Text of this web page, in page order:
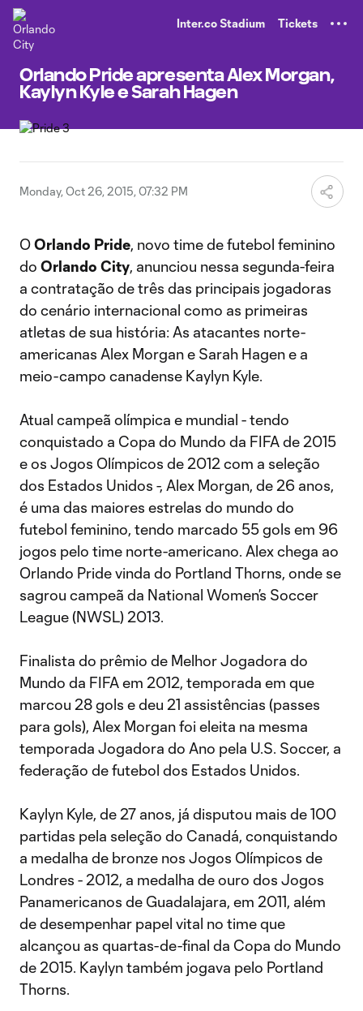
Inter.co Stadium Tickets
Orlando Pride apresenta Alex Morgan,
Kaylyn Kyle e Sarah Hagen
Monday, Oct 26, 2015, 07:32 PM
OOrlando Pride, novo time de futebol feminino
do Orlando City, anunciou nessa segunda-feira
a contratação de três das principais jogadoras
do cenário internacional como as primeiras
atletas de sua história: As atacantes norte-
americanas Alex Morgan e Sarah Hagen e a
meio-campo canadense Kaylyn Kyle.
Atual campeã olímpica e mundial - tendo
conquistado a Copa do Mundo da FIFA de 2015
e os Jogos Olímpicos de 2012 com a seleção
dos Estados Unidos -, Alex Morgan, de 26 anos,
é uma das maiores estrelas do mundo do
futebol feminino, tendo marcado 55 gols em 96
jogos pelo time norte-americano. Alex chega ao
Orlando Pride vinda do Portland Thorns, onde se
sagrou campeã da National Women’s Soccer
League (NWSL) 2013.
Finalista do prêmio de Melhor Jogadora do
Mundo da FIFA em 2012, temporada em que
marcou 28 gols e deu 21 assistências (passes
para gols), Alex Morgan foi eleita na mesma
temporada Jogadora do Ano pela U.S. Soccer, a
federação de futebol dos Estados Unidos.
Kaylyn Kyle, de 27 anos, já disputou mais de 100
partidas pela seleção do Canadá, conquistando
a medalha de bronze nos Jogos Olímpicos de
Londres - 2012, a medalha de ouro dos Jogos
Panamericanos de Guadalajara, em 2011, além
de desempenhar papel vital no time que
alcançou as quartas-de-final da Copa do Mundo
de 2015. Kaylyn também jogava pelo Portland
Thorns.